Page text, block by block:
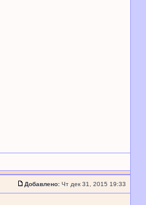
Добавлено: Чт дек 31, 2015 19:33